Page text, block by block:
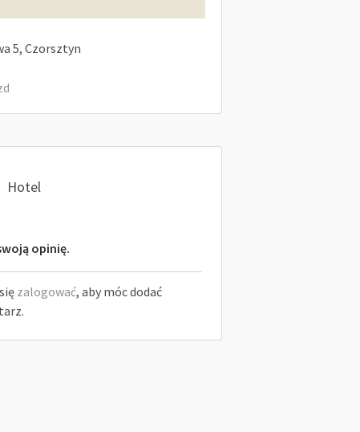
5 Czorsztyn
Hotel
opinię.
zalogować, aby móc dodać